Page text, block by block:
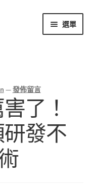
選單
—發佈留言
了！
發不